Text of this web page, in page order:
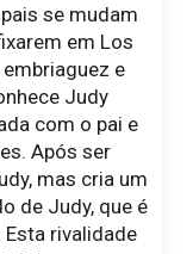
se mudam
em Los
e
Judy
com o pai e
Após ser
mas cria um
de Judy, que é
rivalidade